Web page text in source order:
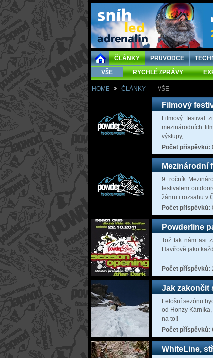
ČLÁNKY PRŮVODCE
VŠE
RYCHLÉ ZPRÁVY
HOME ČLÁNKY VŠE
Filmový
Filmový festival
mezinárodních
výstupy,...
Počet příspěvků:
Mezinárodní
9. ročník
festivalem
žánru i rozsahu v
Počet příspěvků:
Powderline
Tož tak nám asi
Havířově jako
Počet příspěvků:
Jak zakončit
Letošní sezónu
od Honzy
na to!!
Počet příspěvků:
WhiteLine,